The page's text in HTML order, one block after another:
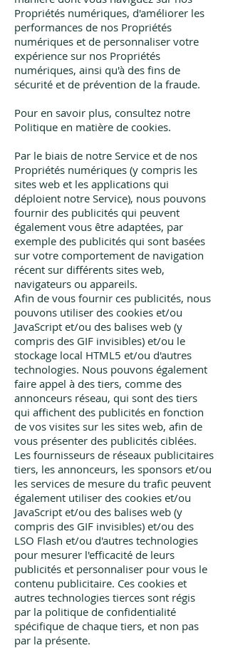
Propriétés numériques, d'améliorer les
performances de nos Propriétés
numériques et de personnaliser votre
expérience sur nos Propriétés
numériques, ainsi qu'à des fins de
sécurité et de prévention de la fraude.
Pour en savoir plus, consultez notre
Politique en matière de cookies.
Par le biais de notre Service et de nos
Propriétés numériques (y compris les
sites web et les applications qui
déploient notre Service), nous pouvons
fournir des publicités qui peuvent
également vous être adaptées, par
exemple des publicités qui sont basées
sur votre comportement de navigation
récent sur différents sites web,
navigateurs ou appareils.
Afin de vous fournir ces publicités, nous
pouvons utiliser des cookies et/ou
JavaScript et/ou des balises web (y
compris des GIF invisibles) et/ou le
stockage local HTML5 et/ou d'autres
technologies. Nous pouvons également
faire appel à des tiers, comme des
annonceurs réseau, qui sont des tiers
qui affichent des publicités en fonction
de vos visites sur les sites web, afin de
vous présenter des publicités ciblées.
Les fournisseurs de réseaux publicitaires
tiers, les annonceurs, les sponsors et/ou
les services de mesure du trafic peuvent
également utiliser des cookies et/ou
JavaScript et/ou des balises web (y
compris des GIF invisibles) et/ou des
LSO Flash et/ou d'autres technologies
pour mesurer l'efficacité de leurs
publicités et personnaliser pour vous le
contenu publicitaire. Ces cookies et
autres technologies tierces sont régis
par la politique de confidentialité
spécifique de chaque tiers, et non pas
par la présente.